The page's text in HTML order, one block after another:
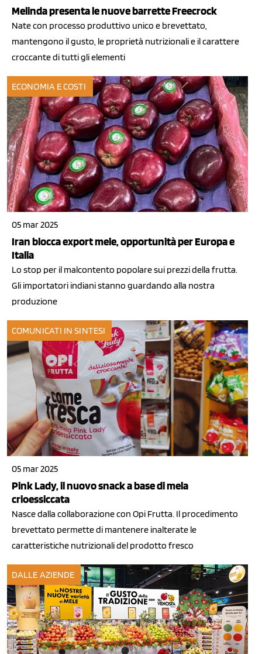
Melinda presenta le nuove barrette Freecrock
Nate con processo produttivo unico e brevettato,
mantengono il gusto, le proprietà nutrizionali e il carattere
croccante di tutti gli elementi
ECONOMIA E COSTI
05 mar 2025
Iran blocca export mele, opportunità per Europa e
Italia
Lo stop per il malcontento popolare sui prezzi della frutta.
Gli importatori indiani stanno guardando alla nostra
produzione
COMUNICATI IN SINTESI
05 mar 2025
Pink Lady, il nuovo snack a base di mela
crioessiccata
Nasce dalla collaborazione con Opi Frutta. Il procedimento
brevettato permette di mantenere inalterate le
caratteristiche nutrizionali del prodotto fresco
DALLE AZIENDE